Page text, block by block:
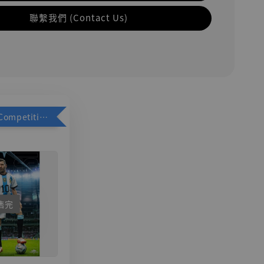
聯繫我們 (Contact Us)
加購優惠【Competitive Toys 梅西 [CM001]】
完